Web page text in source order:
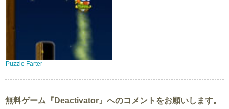
Puzzle Farter
無料ゲーム『Deactivator』へのコメントをお願いします。